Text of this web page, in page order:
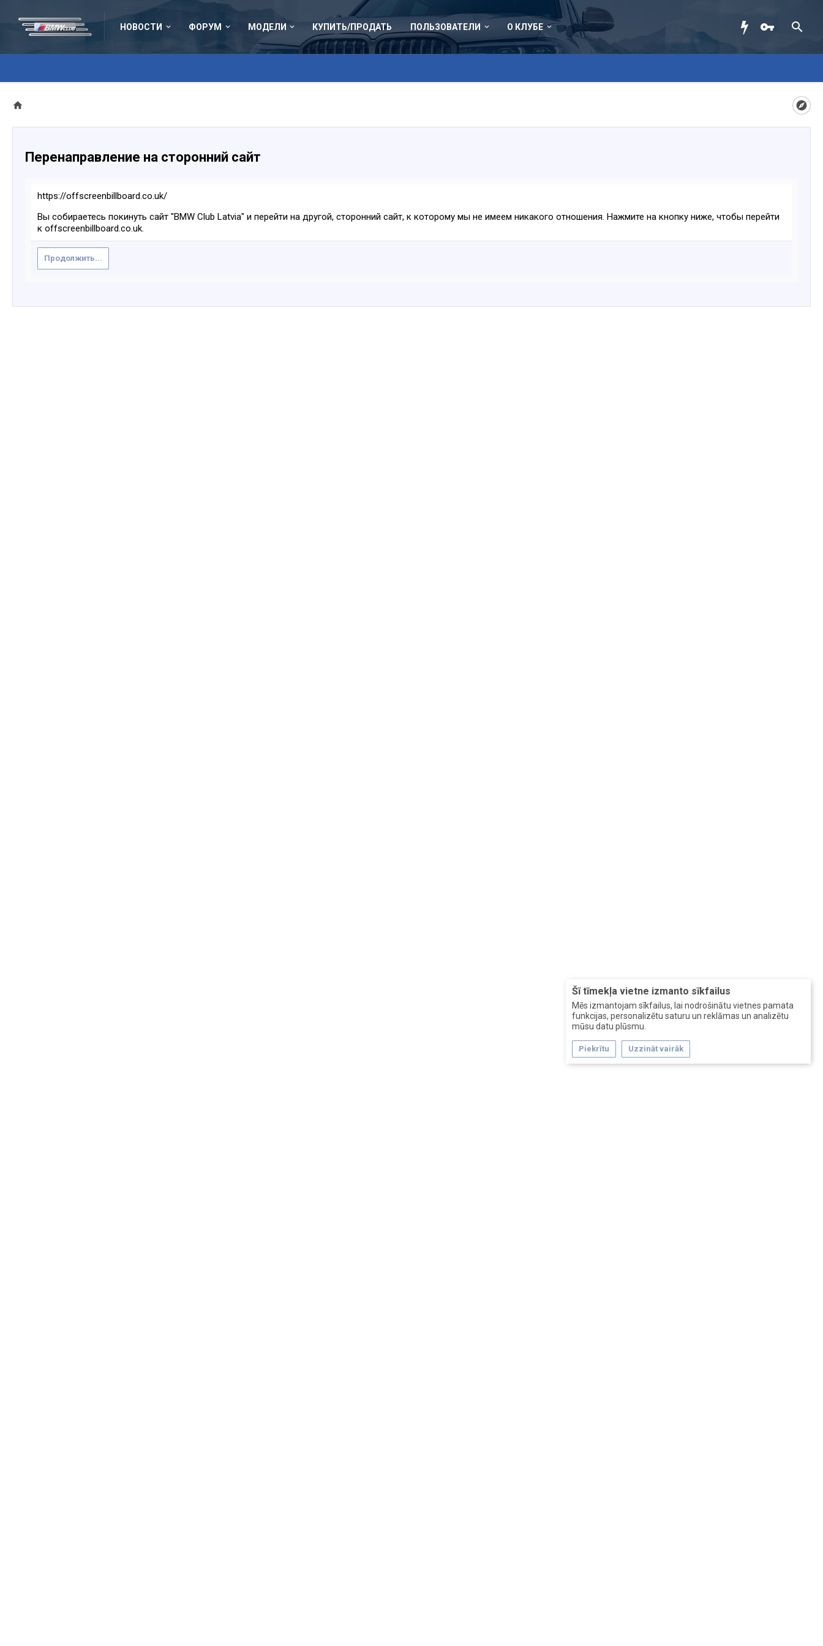
НОВОСТИ ФОРУМ МОДЕЛИ КУПИТЬ/ПРОДАТЬ ПОЛЬЗОВАТЕЛИ О КЛУБЕ
Šī tīmekļa vietne izmanto sīkfailus
Mēs izmantojam sīkfailus, lai nodrošinātu vietnes pamata
funkcijas, personalizētu saturu un reklāmas un analizētu
mūsu datu plūsmu.
Piekrītu Uzzināt vairāk
Перенаправление на сторонний сайт
https://offscreenbillboard.co.uk/
Вы собираетесь покинуть сайт "BMW Club Latvia" и перейти на другой, сторонний сайт, к которому мы не имеем никакого отношения. Нажмите на кнопку ниже, чтобы перейти
к offscreenbillboard.co.uk.
Продолжить...